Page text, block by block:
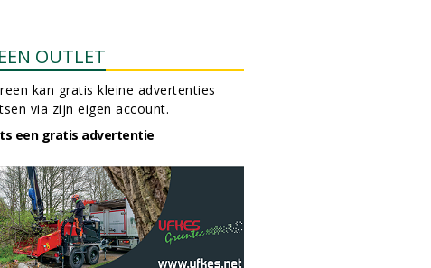
OUTLET
kan gratis kleine advertenties
via zijn eigen account.
een gratis advertentie